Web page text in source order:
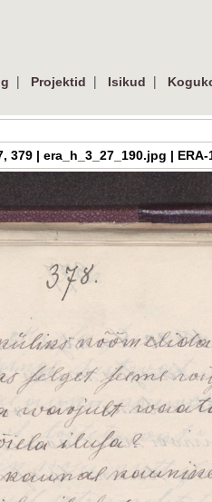
| Projektid | Isikud |
379 | era_h_3_27_190.jpg | ERA-